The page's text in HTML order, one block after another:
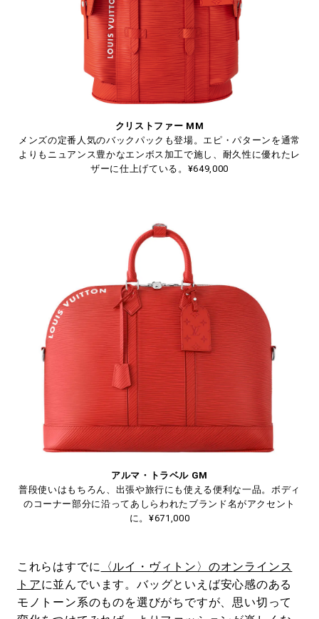
クリストファー MM
メンズの定番人気のバックパックも登場。エピ・パターンを通常
よりもニュアンス豊かなエンボス加工で施し、耐久性に優れたレ
ザーに仕上げている。¥649,000
アルマ・トラベル GM
普段使いはもちろん、出張や旅行にも使える便利な一品。ボディ
のコーナー部分に沿ってあしらわれたブランド名がアクセント
に。¥671,000
これらはすでに 〈ルイ・ヴィトン〉のオンラインス
トアに並んでいます。バッグといえば安心感のある
モノトーン系のものを選びがちですが、思い切って